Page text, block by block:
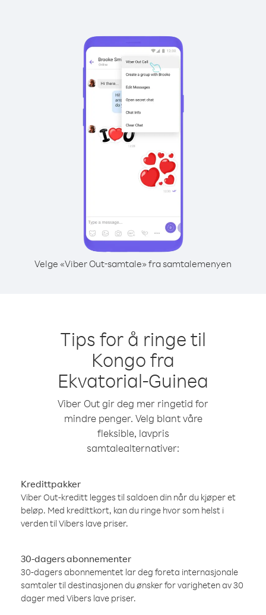
Velge «Viber Out-samtale» fra samtalemenyen
Tips for å ringe til
Kongo fra
Ekvatorial-Guinea
Viber Out gir deg mer ringetid for
mindre penger. Velg blant våre
fleksible, lavpris
samtalealternativer:
Kredittpakker
Viber Out-kreditt legges til saldoen din når du kjøper et
beløp. Med kredittkort, kan du ringe hvor som helst i
verden til Vibers lave priser.
30-dagers abonnementer
30-dagers abonnementet lar deg foreta internasjonale
samtaler til destinasjonen du ønsker for varigheten av 30
dager med Vibers lave priser.